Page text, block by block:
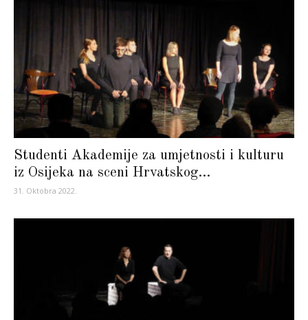
Studenti Akademije za umjetnosti i kulturu
iz Osijeka na sceni Hrvatskog...
31. Oktobra 2022.